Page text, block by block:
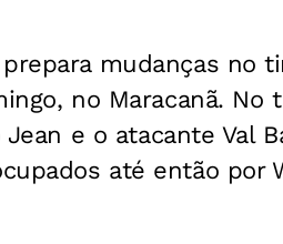
mudanças no
no Maracanã.
e o atacante Val
até então por